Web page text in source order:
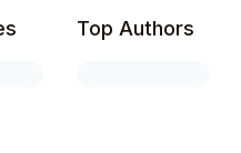
Top Authors